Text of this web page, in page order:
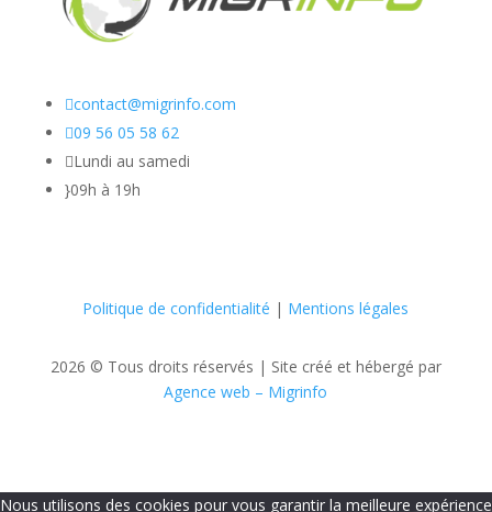
contact@migrinfo.com
09 56 05 58 62
Lundi au samedi
}09h à 19h
Politique de confidentialité | Mentions légales
2026 © Tous droits réservés | Site créé et hébergé par
Agence web – Migrinfo
Nous utilisons des cookies pour vous garantir la meilleure expérience